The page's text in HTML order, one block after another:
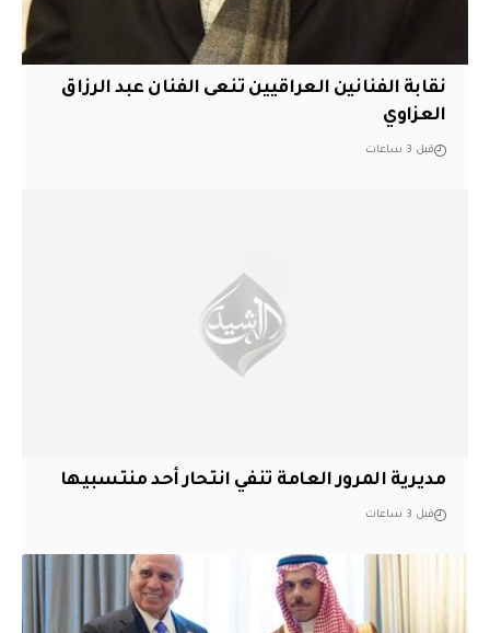
نقابة الفنانين العراقيين تنعى الفنان عبد الرزاق
العزاوي
قبل 3 ساعات
مديرية المرور العامة تنفي انتحار أحد منتسبيها
قبل 3 ساعات